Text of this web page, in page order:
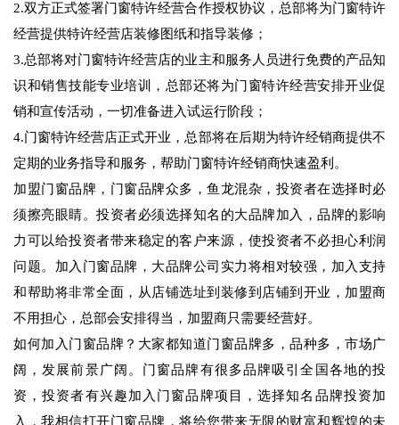
2.双方正式签署门窗特许经营合作授权协议，总部将为门窗特许
经营提供特许经营店装修图纸和指导装修；
3.总部将对门窗特许经营店的业主和服务人员进行免费的产品知
识和销售技能专业培训，总部还将为门窗特许经营安排开业促
销和宣传活动，一切准备进入试运行阶段；
4.门窗特许经营店正式开业，总部将在后期为特许经销商提供不
定期的业务指导和服务，帮助门窗特许经销商快速盈利。
加盟门窗品牌，门窗品牌众多，鱼龙混杂，投资者在选择时必
须擦亮眼睛。投资者必须选择知名的大品牌加入，品牌的影响
力可以给投资者带来稳定的客户来源，使投资者不必担心利润
问题。加入门窗品牌，大品牌公司实力将相对较强，加入支持
和帮助将非常全面，从店铺选址到装修到店铺到开业，加盟商
不用担心，总部会安排得当，加盟商只需要经营好。
如何加入门窗品牌？大家都知道门窗品牌多，品种多，市场广
阔，发展前景广阔。门窗品牌有很多品牌吸引全国各地的投
资，投资者有兴趣加入门窗品牌项目，选择知名品牌投资加
入，我相信打开门窗品牌，将给您带来无限的财富和辉煌的未